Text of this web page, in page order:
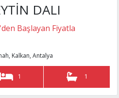
DALI
Başlayan Fiyatla
Kalkan, Antalya
1 1